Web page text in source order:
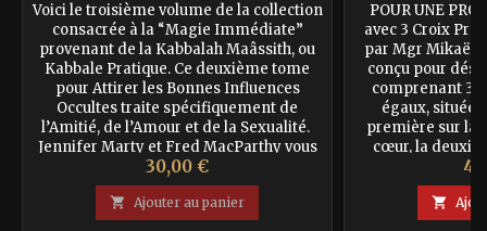
Voici le troisième volume de la collection
consacrée à la “Magie Immédiate”
provenant de la Kabbalah Maâssith, ou
Kabbale Pratique. Ce deuxième tome
pour Attirer les Bonnes Influences
Occultes traite spécifiquement de
l’Amitié, de l’Amour et de la Sexualité.
Jennifer Marty et Fred MacParthy vous
proposent de nouveaux moyens
d’opérer par la création de...
Prix
30,00 €
 Ajouter au panier
POUR UNE
avec 3 Croix
par Mgr Mikaël
conçu pour
comprenant 3
égaux,
première sur la
cœur, la
troisième sur le
protection
